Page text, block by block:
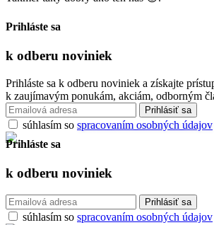
Prihláste sa
k odberu noviniek
Prihláste sa k odberu noviniek a získajte
k zaujímavým ponukám, akciám, odborným
súhlasím so spracovaním osobných údajov
Prihláste sa
k odberu noviniek
súhlasím so spracovaním osobných údajov